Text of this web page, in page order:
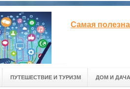
Самая
ПУТЕШЕСТВИЕ И ТУРИЗМ ДОМ И ДАЧА